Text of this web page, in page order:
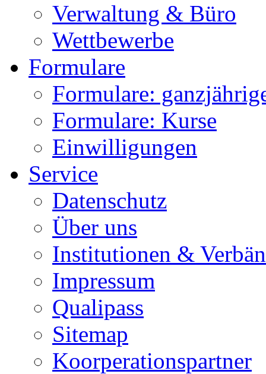
Verwaltung & Büro
Wettbewerbe
Formulare
Formulare:
Formulare: Kurse
Einwilligungen
Service
Datenschutz
Über uns
Institutionen &
Impressum
Qualipass
Sitemap
Koorperationspartner